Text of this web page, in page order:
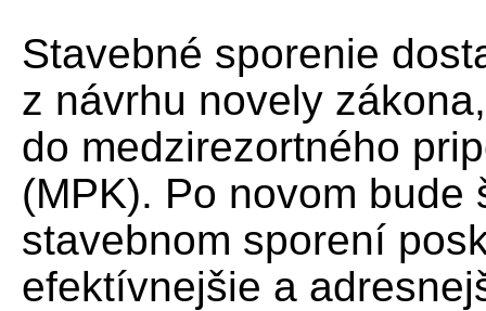
Stavebné sporenie
z návrhu novely
do medzirezortného
(MPK). Po novom bude
stavebnom sporení
efektívnejšie a